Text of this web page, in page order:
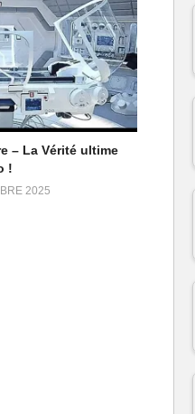
– La Vérité ultime
!
2025